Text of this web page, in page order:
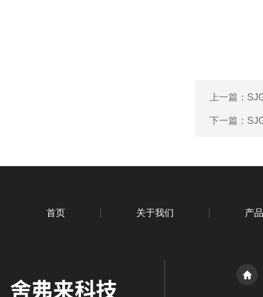
上一篇：
下一篇：
首页 关于我们 产